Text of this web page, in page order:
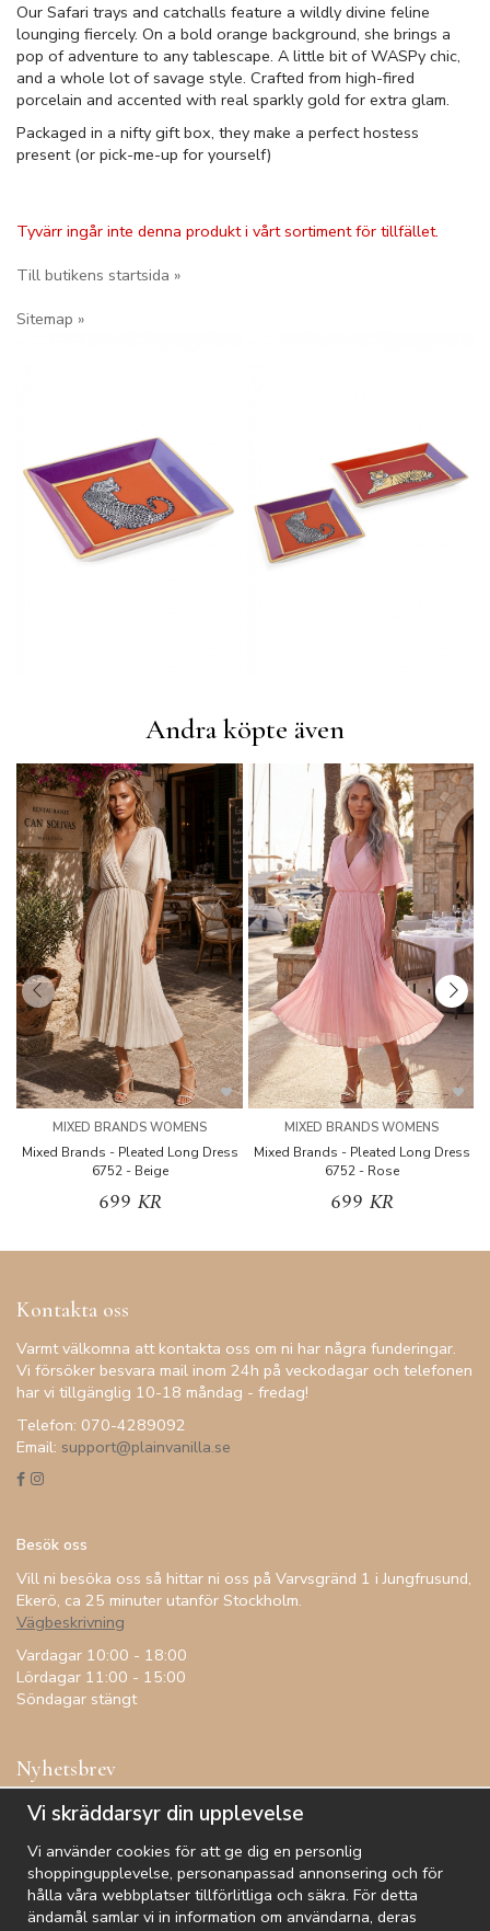
Our Safari trays and catchalls feature a wildly divine feline
lounging fiercely. On a bold orange background, she brings a
pop of adventure to any tablescape. A little bit of WASPy chic,
and a whole lot of savage style. Crafted from high-fired
porcelain and accented with real sparkly gold for extra glam.
Packaged in a nifty gift box, they make a perfect hostess
present (or pick-me-up for yourself)
Tyvärr ingår inte denna produkt i vårt sortiment för tillfället.
Till butikens startsida »
Sitemap »
Andra köpte även
MIXED BRANDS WOMENS
Mixed Brands - Pleated Long Dress
6752 - Beige
699 KR
MIXED BRANDS WOMENS
Mixed Brands - Pleated Long Dress
6752 - Rose
699 KR
Kontakta oss
Varmt välkomna att kontakta oss om ni har några funderingar.
Vi försöker besvara mail inom 24h på veckodagar och telefonen
har vi tillgänglig 10-18 måndag - fredag!
Telefon: 070-4289092
Email: support@plainvanilla.se
Besök oss
Vill ni besöka oss så hittar ni oss på Varvsgränd 1 i Jungfrusund,
Ekerö, ca 25 minuter utanför Stockholm.
Vägbeskrivning
Vardagar 10:00 - 18:00
Lördagar 11:00 - 15:00
Söndagar stängt
Nyhetsbrev
Få inspiration, förtur till kampanjer, specialerbjudanden och
De uppgifter du matar in kommer endast användas till våra nyhetsbrev.
Vi skräddarsyr din upplevelse
Vi använder cookies för att ge dig en personlig
shoppingupplevelse, personanpassad annonsering och för
hålla våra webbplatser tillförlitliga och säkra. För detta
ändamål samlar vi in information om användarna, deras